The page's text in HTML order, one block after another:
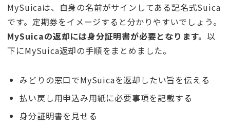
MySuicaは、自身の名前がサインしてある記名式Suica
です。定期券をイメージすると分かりやすいでしょう。
MySuicaの返却には身分証明書が必要となります。 以
下にMySuica返却の手順をまとめました。
みどりの窓口でMySuicaを返却したい旨を伝える
払い戻し用申込み用紙に必要事項を記載する
身分証明書を見せる